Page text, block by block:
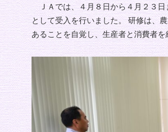
ＪＡでは、４月８日から４月２３日
として受入を行いました。 研修は、
あることを自覚し、生産者と消費者